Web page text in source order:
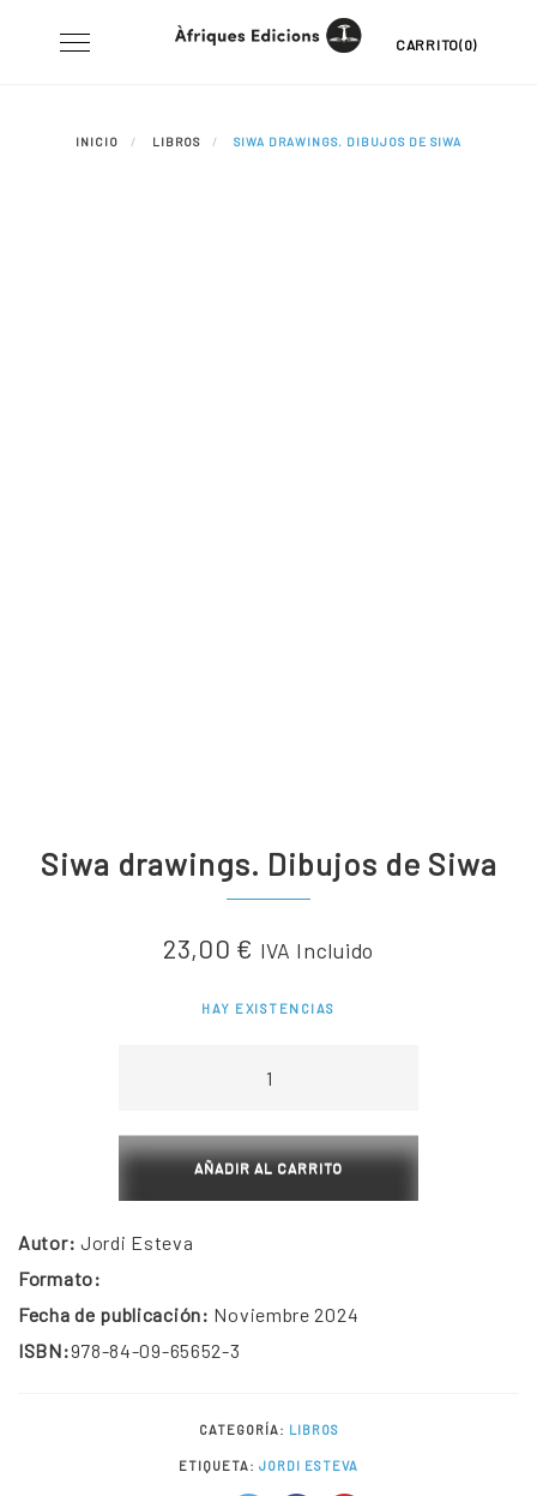
Toggle
CARRITO(0)
INICIO LIBROS SIWA DRAWINGS. DIBUJOS DE SIWA
Siwa drawings. Dibujos de Siwa
23,00 € IVA Incluido
HAY EXISTENCIAS
Dibujos
Siwa
cantidad
AÑADIR AL CARRITO
Autor: Jordi Esteva
Formato:
Fecha de publicación: Noviembre 2024
ISBN:978-84-09-65652-3
CATEGORÍA: LIBROS
ETIQUETA: JORDI ESTEVA